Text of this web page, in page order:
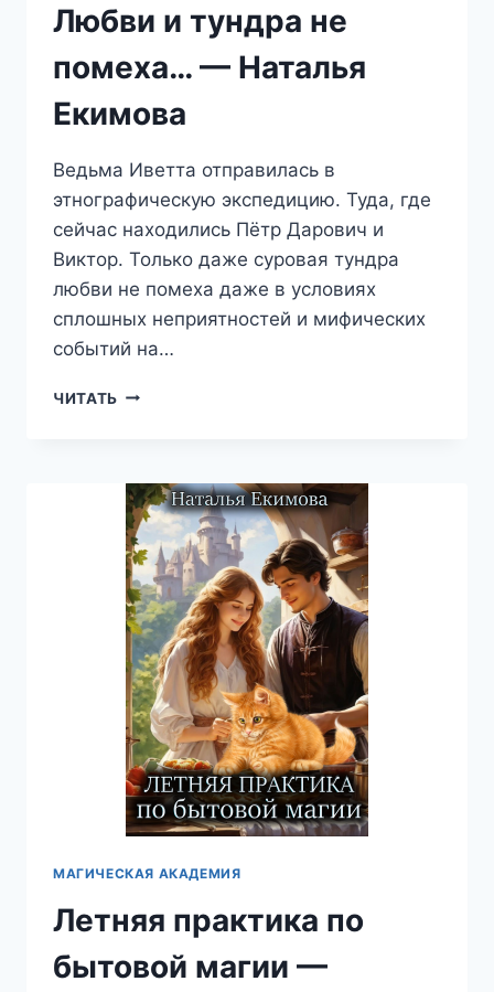
Любви и тундра не
помеха… — Наталья
Екимова
Ведьма Иветта отправилась в
этнографическую экспедицию. Туда, где
сейчас находились Пётр Дарович и
Виктор. Только даже суровая тундра
любви не помеха даже в условиях
сплошных неприятностей и мифических
событий на…
ЧИТАТЬ ЛЮБВИ
ПОМЕХА…
—
НАТАЛЬЯ
ЕКИМОВА
МАГИЧЕСКАЯ АКАДЕМИЯ
Летняя практика по
бытовой магии —